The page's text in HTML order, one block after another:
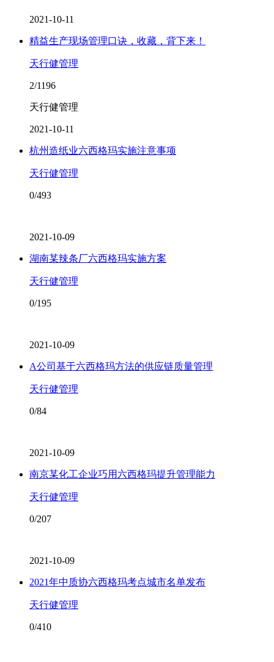
2021-10-11
精益生产现场管理口诀，收藏，背下来！
天行健管理
2/1196
天行健管理
2021-10-11
杭州造纸业六西格玛实施注意事项
天行健管理
0/493
2021-10-09
湖南某辣条厂六西格玛实施方案
天行健管理
0/195
2021-10-09
A公司基于六西格玛方法的供应链质量管理
天行健管理
0/84
2021-10-09
南京某化工企业巧用六西格玛提升管理能力
天行健管理
0/207
2021-10-09
2021年中质协六西格玛考点城市名单发布
天行健管理
0/410